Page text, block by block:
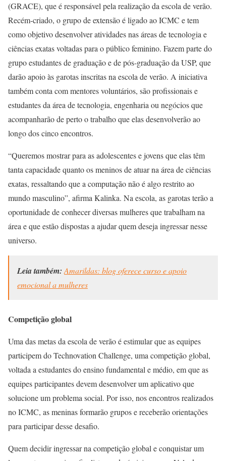
(GRACE), que é responsável pela realização da escola de verão.
Recém-criado, o grupo de extensão é ligado ao ICMC e tem
como objetivo desenvolver atividades nas áreas de tecnologia e
ciências exatas voltadas para o público feminino. Fazem parte do
grupo estudantes de graduação e de pós-graduação da USP, que
darão apoio às garotas inscritas na escola de verão. A iniciativa
também conta com mentores voluntários, são profissionais e
estudantes da área de tecnologia, engenharia ou negócios que
acompanharão de perto o trabalho que elas desenvolverão ao
longo dos cinco encontros.
“Queremos mostrar para as adolescentes e jovens que elas têm
tanta capacidade quanto os meninos de atuar na área de ciências
exatas, ressaltando que a computação não é algo restrito ao
mundo masculino”, afirma Kalinka. Na escola, as garotas terão a
oportunidade de conhecer diversas mulheres que trabalham na
área e que estão dispostas a ajudar quem deseja ingressar nesse
universo.
Leia também: Amarildas: blog oferece curso e apoio
emocional a mulheres
Competição global
Uma das metas da escola de verão é estimular que as equipes
participem do Technovation Challenge, uma competição global,
voltada a estudantes do ensino fundamental e médio, em que as
equipes participantes devem desenvolver um aplicativo que
solucione um problema social. Por isso, nos encontros realizados
no ICMC, as meninas formarão grupos e receberão orientações
para participar desse desafio.
Quem decidir ingressar na competição global e conquistar um